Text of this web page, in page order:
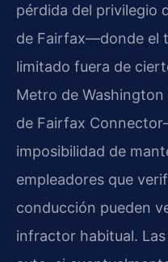
pérdida del privilegio
de Fairfax—donde el
limitado fuera de
Metro de
de Fairfax
imposibilidad de
empleadores que
conducción pueden
infractor habitual.